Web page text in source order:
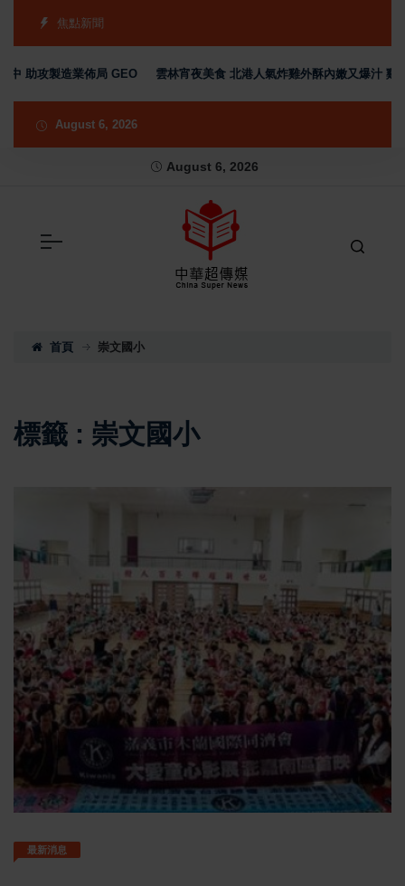
焦點新聞
助攻製造業佈局 GEO 雲林宵夜美食 北港人氣炸雞外酥內嫩又爆汁 雞排
August 6, 2026
August 6, 2026
首頁 崇文國小
標籤 : 崇文國小
最新消息